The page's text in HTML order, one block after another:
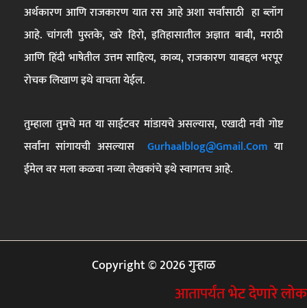
अर्थकारण आणि राजकारण यात रस आहे अशा सर्वांसाठी हा ब्लॉग
आहे. चांगली पुस्तके, खरे हिरो, इतिहासातील अज्ञात बाबी, मराठी
आणि हिंदी भाषेतील उत्तम साहित्य, काव्य, राजकारण याबद्दल भरपूर
रोचक लिखाण इथे वाचता येईल.
तुम्हाला तुमचे मत या साईटवर मांडायचे असल्यास, एखादी नवी गोष्ट
सर्वांना सांगायची असल्यास Gurhaalblog@gmail.com या
ईमेल वर मला कळवा नव्या लेखकांचे इथे स्वागतच आहे.
Copyright © 2026 गुऱ्हाळ
आतापर्यंतभेट देणारे लोक